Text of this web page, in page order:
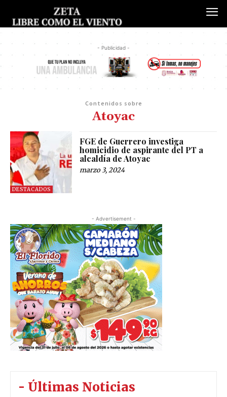
- Publicidad -
Contenidos sobre
Atoyac
DESTACADOS
FGE de Guerrero investiga
homicidio de aspirante del PT a
alcaldía de Atoyac
marzo 3, 2024
- Advertisement -
- Últimas Noticias